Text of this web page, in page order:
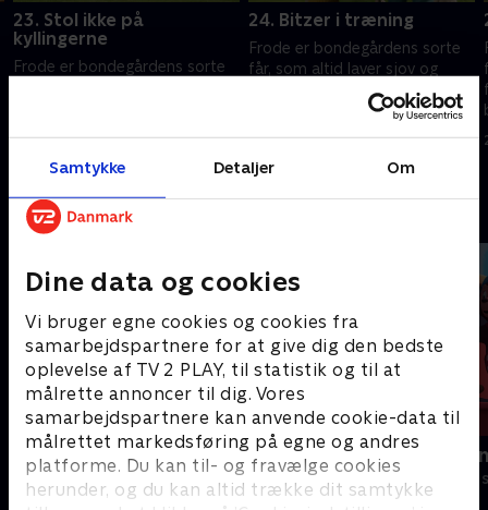
Samtykke Detaljer Om
Dine data og cookies
Vi bruger egne cookies og cookies fra
samarbejdspartnere for at give dig den bedste
oplevelse af TV 2 PLAY, til statistik og til at
målrette annoncer til dig. Vores
samarbejdspartnere kan anvende cookie-data til
målrettet markedsføring på egne og andres
platforme. Du kan til- og fravælge cookies
herunder, og du kan altid trække dit samtykke
23. Stol ikke på
kyllingerne
Frode er bondegårdens sorte
venner på noget
24. Bitzer i træning
Frode er bondegårdens sorte
får, som altid laver sjov og
fåre-streger. Hver gang
bondemanden vender ryggen
24. september 2023 • 7 min
Andre så også
Gurli Gris
Børneserier • 4 sæsoner
Rasmus
Børneserier •